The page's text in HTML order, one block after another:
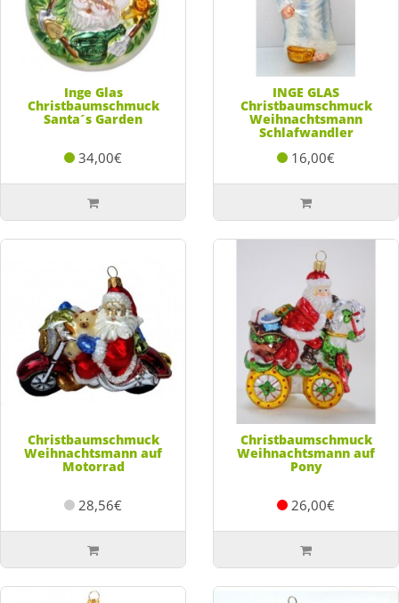
Inge Glas
Christbaumschmuck
Santa´s Garden
34,00€
INGE GLAS
Christbaumschmuck
Weihnachtsmann
Schlafwandler
16,00€
Christbaumschmuck
Weihnachtsmann auf
Motorrad
28,56€
Christbaumschmuck
Weihnachtsmann auf
Pony
26,00€